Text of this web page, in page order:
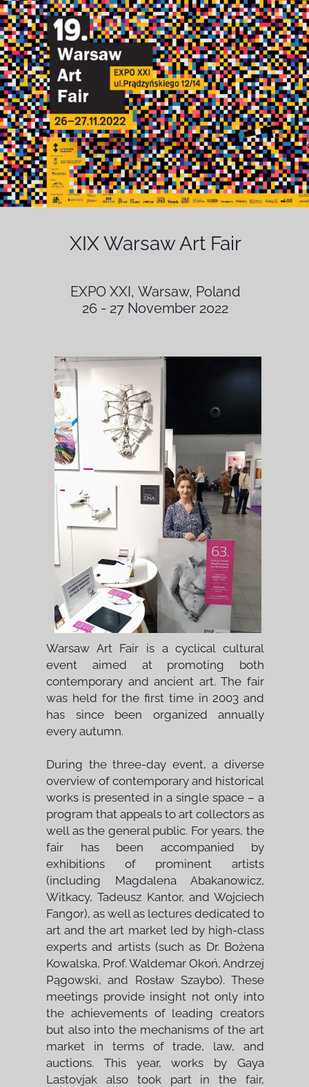
XIX Warsaw Art Fair
EXPO XXI, Warsaw, Poland
26 - 27 November 2022
Warsaw Art Fair is a cyclical cultural
event aimed at promoting both
contemporary and ancient art. The fair
was held for the first time in 2003 and
has since been organized annually
every autumn.
During the three-day event, a diverse
overview of contemporary and historical
works is presented in a single space – a
program that appeals to art collectors as
well as the general public. For years, the
fair has been accompanied by
exhibitions of prominent artists
(including Magdalena Abakanowicz,
Witkacy, Tadeusz Kantor, and Wojciech
Fangor), as well as lectures dedicated to
art and the art market led by high-class
experts and artists (such as Dr. Bożena
Kowalska, Prof. Waldemar Okoń, Andrzej
Pągowski, and Rosław Szaybo). These
meetings provide insight not only into
the achievements of leading creators
but also into the mechanisms of the art
market in terms of trade, law, and
auctions. This year, works by Gaya
Lastovjak also took part in the fair,